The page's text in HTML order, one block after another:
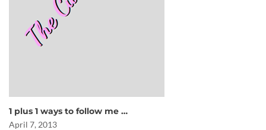
1 plus 1 ways to follow me …
April 7, 2013